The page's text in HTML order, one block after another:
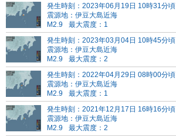
発生時刻：2023年06月19日 10時31分頃
震源地：伊豆大島近海
M2.9
最大震度：1
発生時刻：2023年03月04日 10時45分頃
震源地：伊豆大島近海
M2.9
最大震度：2
発生時刻：2022年04月29日 08時00分頃
震源地：伊豆大島近海
M2.9
最大震度：1
発生時刻：2021年12月17日 16時16分頃
震源地：伊豆大島近海
M2.9
最大震度：2